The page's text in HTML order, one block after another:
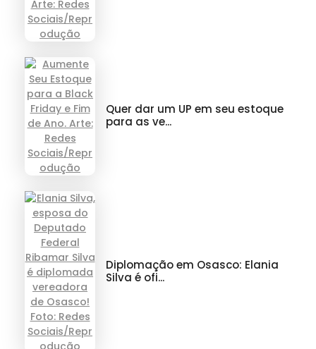
Quer dar um UP em seu estoque
para as ve...
Diplomação em Osasco: Elania
Silva é ofi...